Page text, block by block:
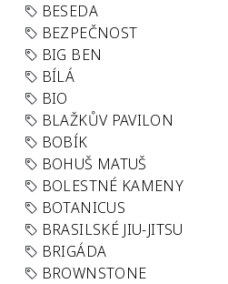
BESEDA
BEZPEČNOST
BIG BEN
BÍLÁ
BIO
BLAŽKŮV PAVILON
BOBÍK
BOHUŠ MATUŠ
BOLESTNÉ KAMENY
BOTANICUS
BRASILSKÉ JIU-JITSU
BRIGÁDA
BROWNSTONE